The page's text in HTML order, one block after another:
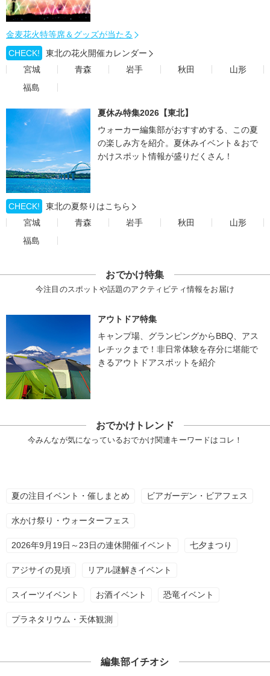
金麦花火特等席＆グッズが当たる
CHECK!
東北の花火開催カレンダー
宮城
青森 岩手 秋田
山形
福島
夏休み特集2026【東北】
ウォーカー編集部がおすすめする、この夏
の楽しみ方を紹介。夏休みイベント＆おで
かけスポット情報が盛りだくさん！
CHECK!
東北の夏祭りはこちら
宮城
青森 岩手 秋田
山形
福島
おでかけ特集
今注目のスポットや話題のアクティビティ情報をお届け
アウトドア特集
キャンプ場、グランピングからBBQ、アス
レチックまで！非日常体験を存分に堪能で
きるアウトドアスポットを紹介
おでかけトレンド
今みんなが気になっているおでかけ関連キーワードはコレ！
夏の注目イベント・催しまとめ ビアガーデン・ビアフェス
水かけ祭り・ウォーターフェス
2026年9月19日～23日の連休開催イベント 七夕まつり
アジサイの見頃 リアル謎解きイベント
スイーツイベント お酒イベント 恐竜イベント
プラネタリウム・天体観測
編集部イチオシ